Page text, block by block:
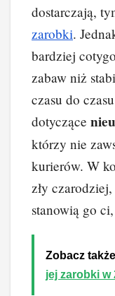
dostarczają,
zarobki.
bardziej
zabaw niż
czasu do
dotyczące
którzy nie
kurierów. W
zły
stanowią go
Zobacz
jej zarobki w